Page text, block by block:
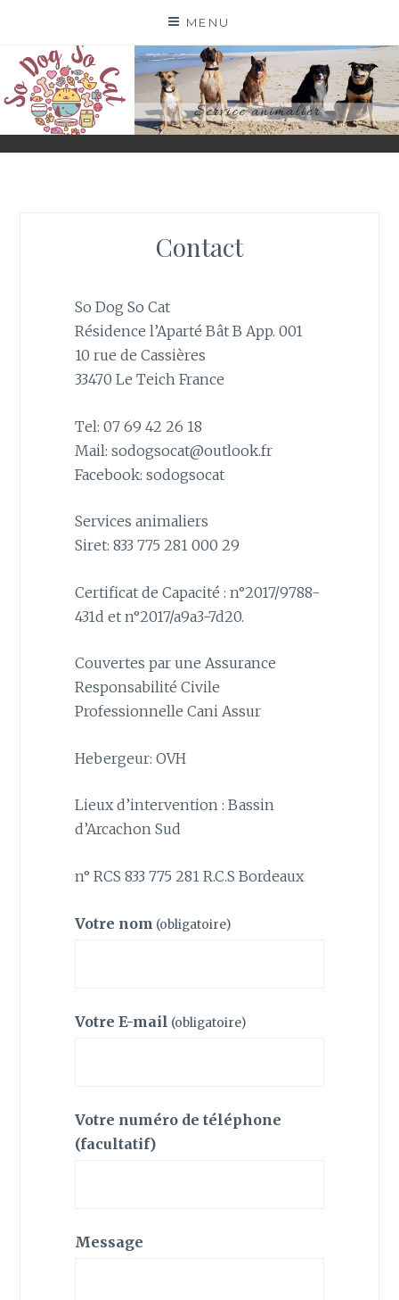
content
MENU
SO DOG SO CAT
PETSITTERS PROFESSIONNELLES
Contact
So Dog So Cat
Résidence l’Aparté Bât B App. 001
10 rue de Cassières
33470 Le Teich France
Tel: 07 69 42 26 18
Mail: sodogsocat@outlook.fr
Facebook: sodogsocat
Services animaliers
Siret: 833 775 281 000 29
Certificat de Capacité : n°2017/9788-
431d et n°2017/a9a3-7d20.
Couvertes par une Assurance
Responsabilité Civile
Professionnelle Cani Assur
Hebergeur: OVH
Lieux d’intervention : Bassin
d’Arcachon Sud
n° RCS 833 775 281 R.C.S Bordeaux
Votre nom (obligatoire)
Votre E-mail (obligatoire)
Votre numéro de téléphone
(facultatif)
Message